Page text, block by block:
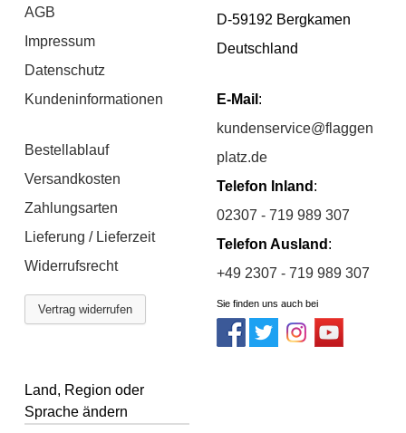
AGB
Impressum
Datenschutz
Kundeninformationen
Bestellablauf
Versandkosten
Zahlungsarten
Lieferung / Lieferzeit
Widerrufsrecht
Vertrag widerrufen
D-59192 Bergkamen
Deutschland
E-Mail :
kundenservice@flaggen
platz.de
Telefon Inland :
02307 - 719 989 307
Telefon Ausland :
+49 2307 - 719 989 307
Sie finden uns auch bei
Land, Region oder
Sprache ändern